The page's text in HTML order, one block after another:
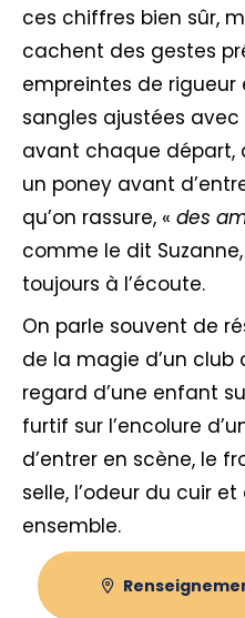
ces chiffres bien sûr,
cachent des gestes
empreintes de rigueur
sangles ajustées avec
avant chaque départ,
un poney avant
qu’on rassure, « des
comme le dit
toujours à l’écoute.
On parle souvent de
de la magie d’un club
regard d’une enfant
furtif sur l’encolure
d’entrer en scène, le
selle, l’odeur du cuir
ensemble.